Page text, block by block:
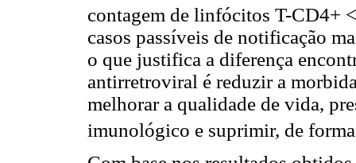
contagem de linfócitos T-CD4+
casos passíveis de notificação
o que justifica a diferença
antirretroviral é reduzir a
melhorar a qualidade de vida,
imunológico e suprimir, de